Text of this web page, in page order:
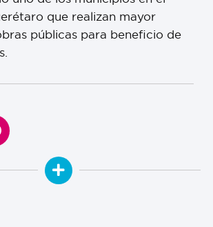
que realizan mayor
públicas para beneficio de